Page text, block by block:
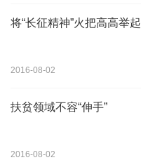
将“长征精神”火把高高举起
2016-08-02
扶贫领域不容“伸手”
2016-08-02